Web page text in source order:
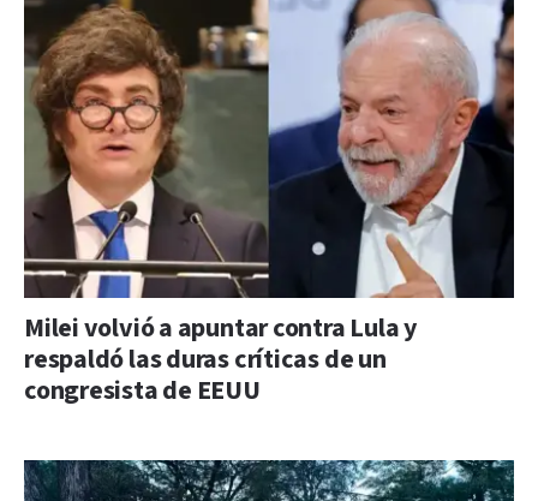
Milei volvió a apuntar contra Lula y
respaldó las duras críticas de un
congresista de EEUU